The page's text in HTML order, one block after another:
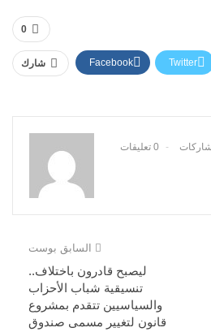
0
شارك Facebook Twitter
0 تعليقات
السابق بوست
ليصبح قادرون باختلاف..
تنسيقية شباب الأحزاب
والسياسيين تتقدم بمشروع
قانون لتغيير مسمى صندوق